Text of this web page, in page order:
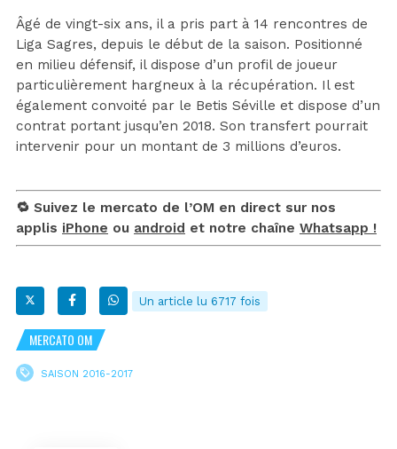
Âgé de vingt-six ans, il a pris part à 14 rencontres de
Liga Sagres, depuis le début de la saison. Positionné
en milieu défensif, il dispose d’un profil de joueur
particulièrement hargneux à la récupération. Il est
également convoité par le Betis Séville et dispose d’un
contrat portant jusqu’en 2018. Son transfert pourrait
intervenir pour un montant de 3 millions d’euros.
🔁 Suivez le mercato de l’OM en direct sur nos
applis iPhone ou android et notre chaîne Whatsapp !
Un article lu 6717 fois
MERCATO OM
SAISON 2016-2017